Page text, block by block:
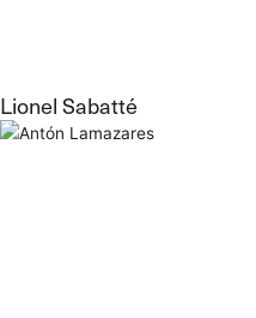
Lionel Sabatté